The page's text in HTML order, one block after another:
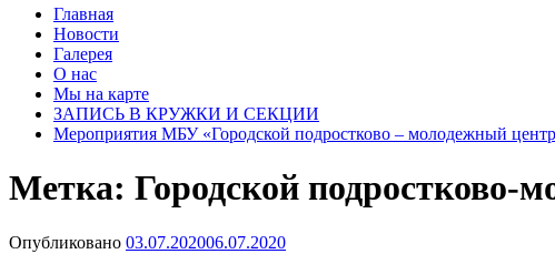
Главная
Новости
Галерея
О нас
Мы на карте
ЗАПИСЬ В КРУЖКИ И СЕКЦИИ
Мероприятия МБУ «Городской подростково – молодежный
Метка: Городской подростково-
Опубликовано 03.07.202006.07.2020